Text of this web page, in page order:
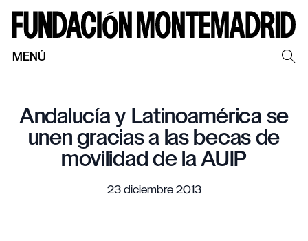
MENÚ
Andalucía y Latinoamérica se
unen gracias a las becas de
movilidad de la AUIP
23 diciembre 2013